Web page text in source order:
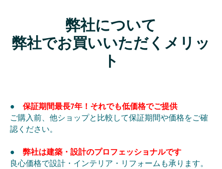
弊社について
弊社でお買いいただくメリッ
ト
●
保証期間最長7年！それでも低価格でご提供
ご購入前、他ショップと比較して保証期間や価格をご確
認ください。
●
弊社は建築・設計のプロフェッショナルです
良心価格で設計・インテリア・リフォームも承ります。